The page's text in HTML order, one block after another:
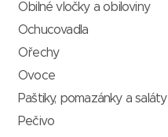
Obilné vločky a obiloviny
Ochucovadla
Ořechy
Ovoce
Paštiky, pomazánky a saláty
Pečivo